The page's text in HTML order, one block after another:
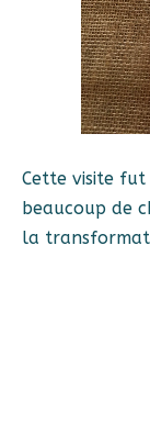
Cette visite fut
beaucoup de
la